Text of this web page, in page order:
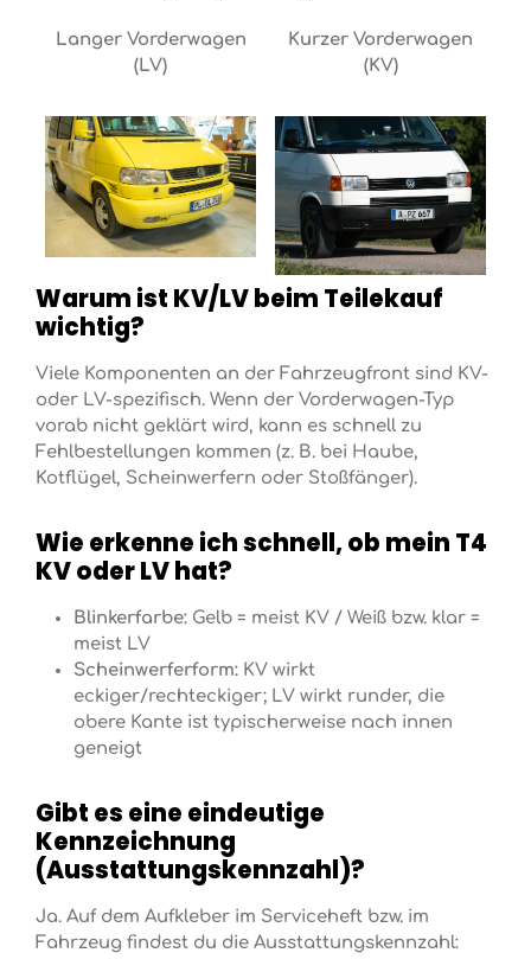
Langer Vorderwagen
(LV)
Kurzer Vorderwagen
(KV)
Warum ist KV/LV beim Teilekauf
wichtig?
Viele Komponenten an der Fahrzeugfront sind KV-
oder LV-spezifisch. Wenn der Vorderwagen-Typ
vorab nicht geklärt wird, kann es schnell zu
Fehlbestellungen kommen (z. B. bei Haube,
Kotflügel, Scheinwerfern oder Stoßfänger).
Wie erkenne ich schnell, ob mein T4
KV oder LV hat?
Blinkerfarbe: Gelb = meist KV / Weiß bzw. klar =
meist LV
Scheinwerferform: KV wirkt
eckiger/rechteckiger; LV wirkt runder, die
obere Kante ist typischerweise nach innen
geneigt
Gibt es eine eindeutige
Kennzeichnung
(Ausstattungskennzahl)?
Ja. Auf dem Aufkleber im Serviceheft bzw. im
Fahrzeug findest du die Ausstattungskennzahl: